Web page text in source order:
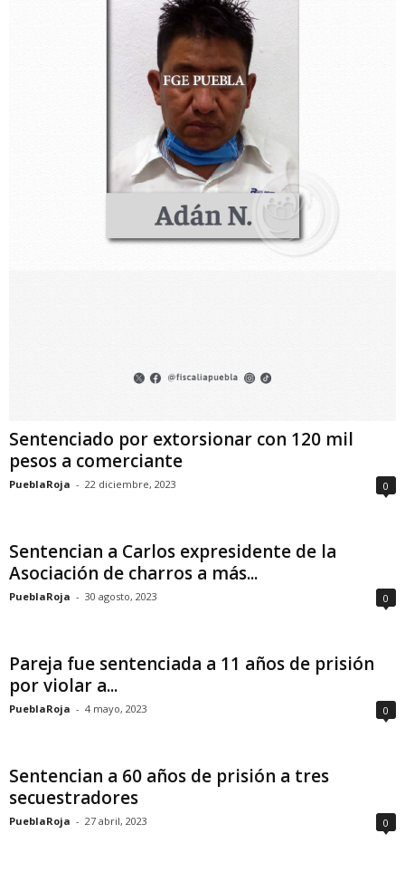
Sentenciado por extorsionar con 120 mil
pesos a comerciante
PueblaRoja - 22 diciembre, 2023 0
Sentencian a Carlos expresidente de la
Asociación de charros a más...
PueblaRoja - 30 agosto, 2023 0
Pareja fue sentenciada a 11 años de prisión
por violar a...
PueblaRoja - 4 mayo, 2023 0
Sentencian a 60 años de prisión a tres
secuestradores
PueblaRoja - 27 abril, 2023 0